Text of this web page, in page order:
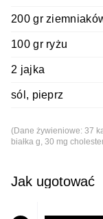
200 gr
100 gr ryżu
2 jajka
sól, pieprz
(Dane żywieniowe: 37
białka g, 30 mg
Jak ugotować